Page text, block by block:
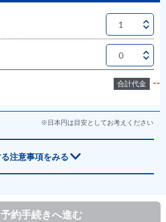
合計代金 --
※日本円は目安としてお考えください
予約手続きへ進む